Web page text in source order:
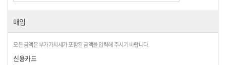
매입
모든 금액은 부가가치세가 포함된 금액을 입력해 주시기 바랍니다.
신용카드